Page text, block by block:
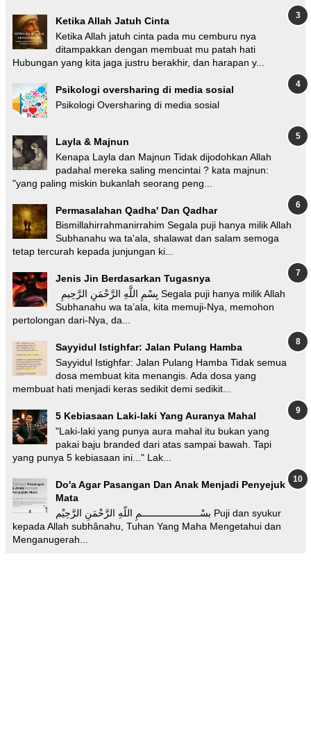
Ketika Allah Jatuh Cinta
Ketika Allah jatuh cinta pada mu cemburu nya
ditampakkan dengan membuat mu patah hati
Hubungan yang kita jaga justru berakhir, dan harapan y...
Psikologi oversharing di media sosial
Psikologi Oversharing di media sosial
Layla & Majnun
Kenapa Layla dan Majnun Tidak dijodohkan Allah
padahal mereka saling mencintai ? kata majnun:
"yang paling miskin bukanlah seorang peng...
Permasalahan Qadha' Dan Qadhar
Bismillahirrahmanirrahim Segala puji hanya milik Allah
Subhanahu wa ta'ala, shalawat dan salam semoga
tetap tercurah kepada junjungan ki...
Jenis Jin Berdasarkan Tugasnya
Subhanahu wa ta’ala, kita memuji-Nya, memohon
pertolongan dari-Nya, da...
Sayyidul Istighfar: Jalan Pulang Hamba
Sayyidul Istighfar: Jalan Pulang Hamba Tidak semua
dosa membuat kita menangis. Ada dosa yang
membuat hati menjadi keras sedikit demi sedikit...
5 Kebiasaan Laki-laki Yang Auranya Mahal
"Laki-laki yang punya aura mahal itu bukan yang
pakai baju branded dari atas sampai bawah. Tapi
yang punya 5 kebiasaan ini..." Lak...
Do'a Agar Pasangan Dan Anak Menjadi Penyejuk
Mata
بسْـــــــــــــــــــــمِ اللّهِ الرَّحْمَنِ الرَّحِيْم Puji dan syukur
kepada Allah subhânahu, Tuhan Yang Maha Mengetahui dan
Menganugerah...